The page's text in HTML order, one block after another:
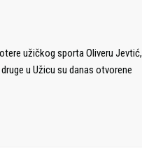
užičkog sporta Oliveru Jevtić,
u Užicu su danas otvorene